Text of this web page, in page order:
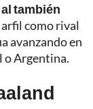
también
como rival
avanzando en
o Argentina.